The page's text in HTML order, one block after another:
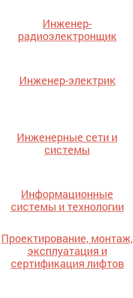
Инженер-
радиоэлектронщик
Инженер-электрик
Инженерные сети и
системы
Информационные
системы и технологии
Проектирование, монтаж,
эксплуатация и
сертификация лифтов